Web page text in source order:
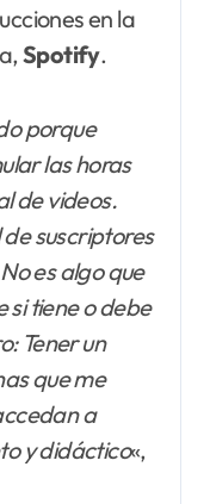
en la
Spotify.
porque
las horas
de videos.
suscriptores
es algo que
tiene o debe
Tener un
que me
a
y didáctico«,